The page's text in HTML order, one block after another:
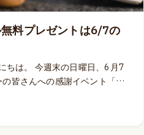
スに、私たちキネティコスが
く、日本人グループを対象と
回が最後になると思います。
のであれば、決断は今！だと
み損ねたら、次回トム・マイ
できるチャンスは、来年ま
料プレゼントは6/7の
ちは。 今週末の日曜日、6月7
皆さんへの感謝イベント「動
」を開催させていただくので